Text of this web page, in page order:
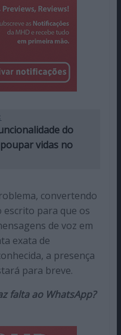
do
vidas no
convertendo
escrito para que os
de voz em
exata de
a presença
para breve.
falta ao WhatsApp?